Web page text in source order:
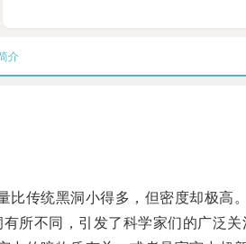
介
传统黑洞小得多，但密度却极高。
不同，引发了科学家们的广泛关